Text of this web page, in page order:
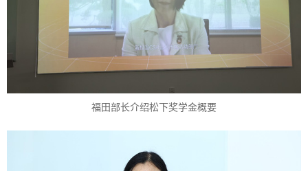
福田部长介绍松下奖学金概要